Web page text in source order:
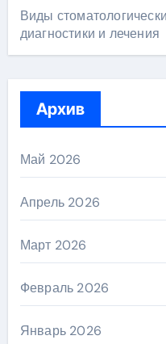
Виды
диагностики и лечения
Архив
Май 2026
Апрель 2026
Март 2026
Февраль 2026
Январь 2026